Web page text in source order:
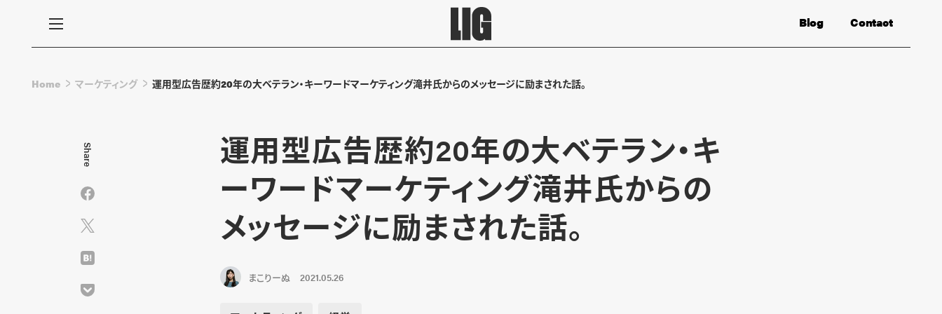
Contact
Blog
Home マーケティング 運用型広告歴約20年の大ベテラン・キーワードマーケティング滝井氏からのメッセージに励まされた話。
運用型広告歴約20年の大ベテラン・キ
ーワードマーケティング滝井氏からの
メッセージに励まされた話。
まこりーぬ 2021.05.26
Share